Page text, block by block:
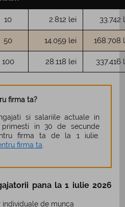
10 2.812 lei 33.742
50 14.059 lei 168.708
100 28.118 lei 337.416
firma ta?
si salariile actuale in
in 30 de secunde
firma ta de la 1 iulie.
firma ta
pana la 1 iulie 2026
individuale de munca